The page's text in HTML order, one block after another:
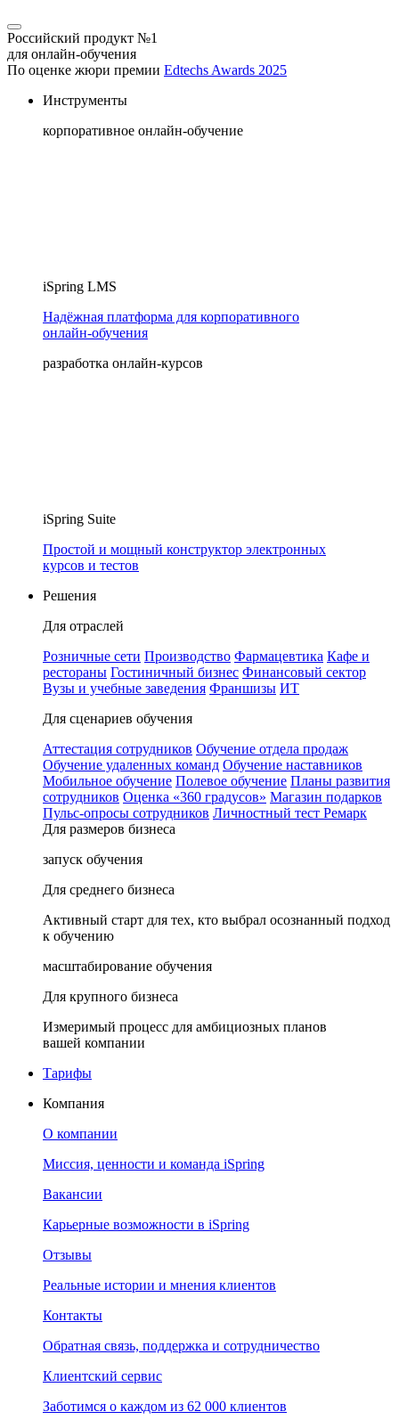
Российский продукт №1
для онлайн-обучения
По оценке жюри премии Edtechs Awards 2025
Инструменты
корпоративное онлайн-обучение
iSpring LMS
Надёжная платформа для корпоративного
онлайн‑обучения
разработка онлайн-курсов
iSpring Suite
Простой и мощный конструктор электронных
курсов и тестов
Решения
Для отраслей
Розничные сети Производство Фармацевтика Кафе и
рестораны Гостиничный бизнес Финансовый сектор
Вузы и учебные заведения Франшизы ИТ
Для сценариев обучения
Аттестация сотрудников Обучение отдела продаж
Обучение удаленных команд Обучение наставников
Мобильное обучение Полевое обучение Планы развития
сотрудников Оценка «360 градусов» Магазин подарков
Пульс-опросы сотрудников Личностный тест Ремарк
Для размеров бизнеса
запуск обучения
Для среднего бизнеса
Активный старт для тех, кто выбрал осознанный подход
к обучению
масштабирование обучения
Для крупного бизнеса
Измеримый процесс для амбициозных планов
вашей компании
Тарифы
Компания
О компании
Миссия, ценности и команда iSpring
Вакансии
Карьерные возможности в iSpring
Отзывы
Реальные истории и мнения клиентов
Контакты
Обратная связь, поддержка и сотрудничество
Клиентский сервис
Заботимся о каждом из 62 000 клиентов